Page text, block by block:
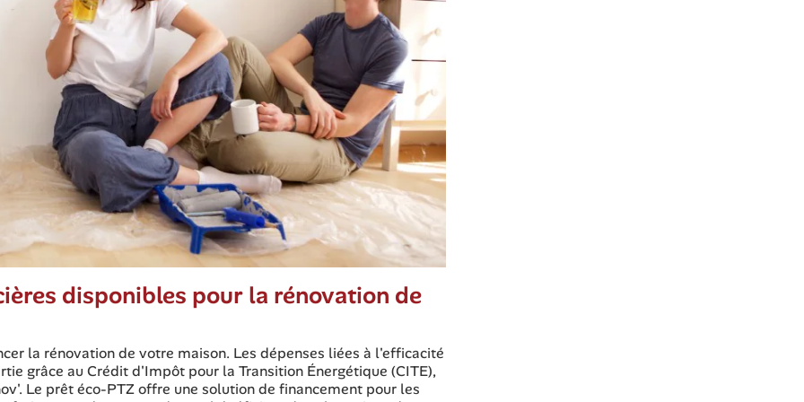
disponibles pour la rénovation de
la rénovation de votre maison. Les dépenses liées à l'efficacité
grâce au Crédit d'Impôt pour la Transition Énergétique (CITE),
Le prêt éco-PTZ offre une solution de financement pour les